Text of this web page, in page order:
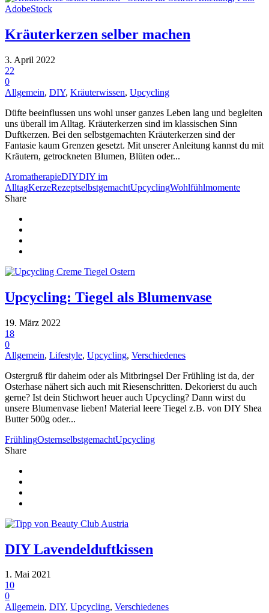
Kräuterkerzen selber machen
3. April 2022
22
0
Allgemein, DIY, Kräuterwissen, Upcycling
Düfte beeinflussen uns wohl unser ganzes Leben lang und begleiten
uns überall im Alltag. Kräuterkerzen sind im klassischen Sinn
Duftkerzen. Bei den selbstgemachten Kräuterkerzen sind der
Fantasie kaum Grenzen gesetzt. Mit unserer Anleitung kannst du mit
Kräutern, getrockneten Blumen, Blüten oder...
AromatherapieDIYDIY im
AlltagKerzeRezeptselbstgemachtUpcyclingWohlfühlmomente
Share
Upcycling: Tiegel als Blumenvase
19. März 2022
18
0
Allgemein, Lifestyle, Upcycling, Verschiedenes
Ostergruß für daheim oder als Mitbringsel Der Frühling ist da, der
Osterhase nähert sich auch mit Riesenschritten. Dekorierst du auch
gerne? Ist dein Stichwort heuer auch Upcycling? Dann wirst du
unsere Blumenvase lieben! Material leere Tiegel z.B. von DIY Shea
Butter 500g oder...
FrühlingOsternselbstgemachtUpcycling
Share
DIY Lavendelduftkissen
1. Mai 2021
10
0
Allgemein, DIY, Upcycling, Verschiedenes